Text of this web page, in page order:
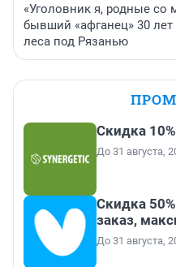
«Уголовник я, родные со
бывший «афганец» 30
леса под Рязанью
Скидка
До 31 августа,
Скидка
заказ,
До 31 августа,